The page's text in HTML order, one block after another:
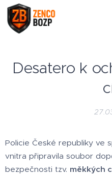
Desatero k
Policie České republiky ve
vnitra připravila soubor
bezpečnosti tzv. měkkých